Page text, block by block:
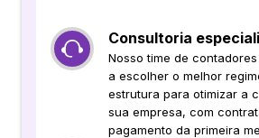
Consultoria
Nosso time de
a escolher o melhor
estrutura para otimizar a
sua empresa, com
pagamento da primeira